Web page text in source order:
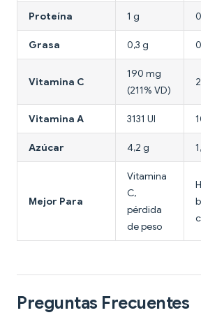
Proteína 1 g
Grasa 0,3 g
Vitamina C
190 mg
(211% VD)
Vitamina A 3131 UI
Azúcar 4,2 g
Mejor Para
Vitamina
C,
pérdida
de peso
Preguntas Frecuentes